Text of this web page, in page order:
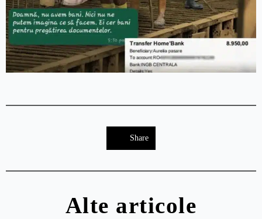
Share
Alte articole